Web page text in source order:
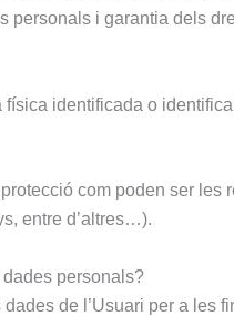
personals i garantia dels
identificada o
com poden ser
entre d’altres…).
personals?
dades de l’Usuari per a les